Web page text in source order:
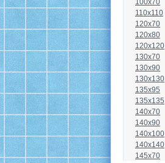
100x70
110x110
120x70
120x80
120x120
130x70
130x90
130x130
135x95
135x135
140x70
140x90
140x100
140x140
145x70